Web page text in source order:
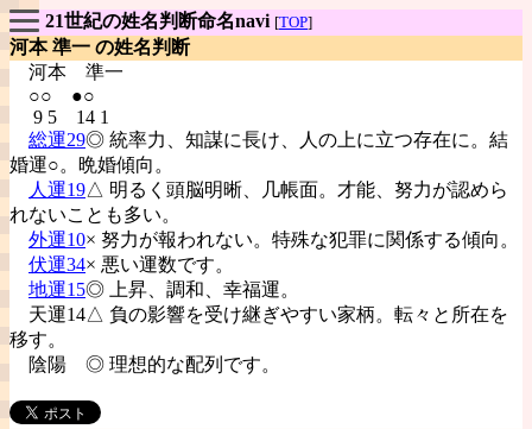
21世紀の姓名判断命名navi [TOP]
河本 準一 の姓名判断
河本 準一
○○ ●○
9 5 14 1
総運29◎ 統率力、知謀に長け、人の上に立つ存在に。結
婚運○。晩婚傾向。
人運19△ 明るく頭脳明晰、几帳面。才能、努力が認めら
れないことも多い。
外運10× 努力が報われない。特殊な犯罪に関係する傾向。
伏運34× 悪い運数です。
地運15◎ 上昇、調和、幸福運。
天運14△ 負の影響を受け継ぎやすい家柄。転々と所在を
移す。
陰陽 ◎ 理想的な配列です。